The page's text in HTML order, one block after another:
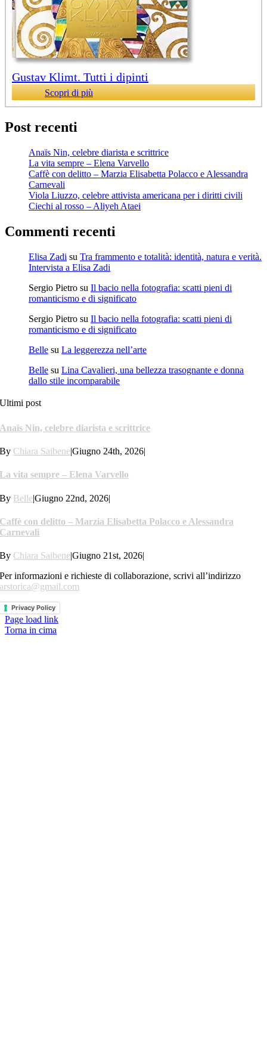
Gustav Klimt. Tutti i dipinti
Scopri di più
Post recenti
Anaïs Nin, celebre diarista e scrittrice
La vita sempre – Elena Varvello
Caffè con delitto – Marzia Elisabetta Polacco e Alessandra
Carnevali
Viola Liuzzo, celebre attivista americana per i diritti civili
Ciechi al rosso – Aliyeh Ataei
Commenti recenti
Elisa Zadi su Tra frammento e totalità: identità, natura e verità.
Intervista a Elisa Zadi
Sergio Pietro su Il bacio nella fotografia: scatti pieni di
romanticismo e di significato
Sergio Pietro su Il bacio nella fotografia: scatti pieni di
romanticismo e di significato
Belle su La leggerezza nell’arte
Belle su Lina Cavalieri, una bellezza trasognante e donna
dallo stile incomparabile
Ultimi post
Anaïs Nin, celebre diarista e scrittrice
By Chiara Saibene|Giugno 24th, 2026|
La vita sempre – Elena Varvello
By Belle|Giugno 22nd, 2026|
Caffè con delitto – Marzia Elisabetta Polacco e Alessandra
Carnevali
By Chiara Saibene|Giugno 21st, 2026|
Per informazioni e richieste di collaborazione, scrivi all’indirizzo
arstorica@gmail.com
Privacy Policy
Page load link
Torna in cima